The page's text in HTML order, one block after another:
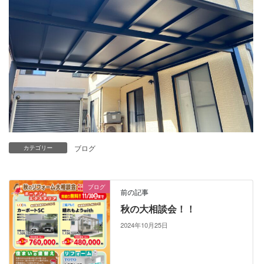
カテゴリー ブログ
ブログ 前の記事
秋の大相談会！！
2024年10月25日